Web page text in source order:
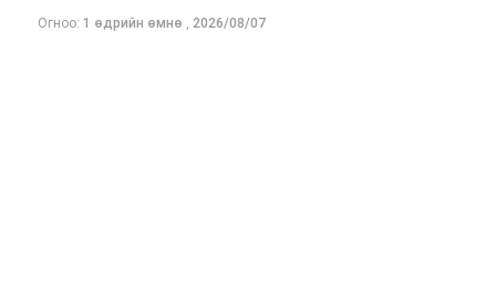
Огноо: 1 өдрийн өмнө , 2026/08/07